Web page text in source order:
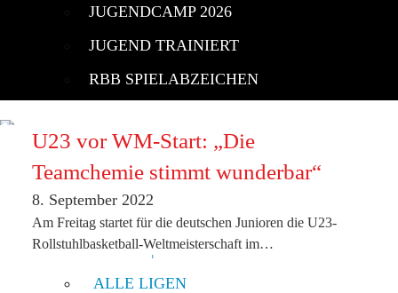
JUGENDCAMP 2026
JUGEND TRAINIERT
RBB SPIELABZEICHEN
NEWS
WETTBEWERBE
RBBL 1 | 2
ALLE LIGEN
U23 vor WM-Start: „Die
Teamchemie stimmt wunderbar“
8. September 2022
Am Freitag startet für die deutschen Junioren die U23-
Rollstuhlbasketball-Weltmeisterschaft im…